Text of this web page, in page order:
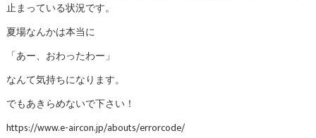
止まっている状況です。
夏場なんかは本当に
「あー、おわったわー」
なんて気持ちになります。
でもあきらめないで下さい！
https://www.e-aircon.jp/abouts/errorcode/